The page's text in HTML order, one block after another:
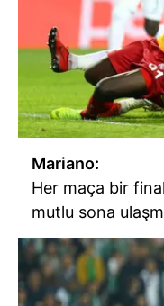
Mariano:
Her maça bir
mutlu sona